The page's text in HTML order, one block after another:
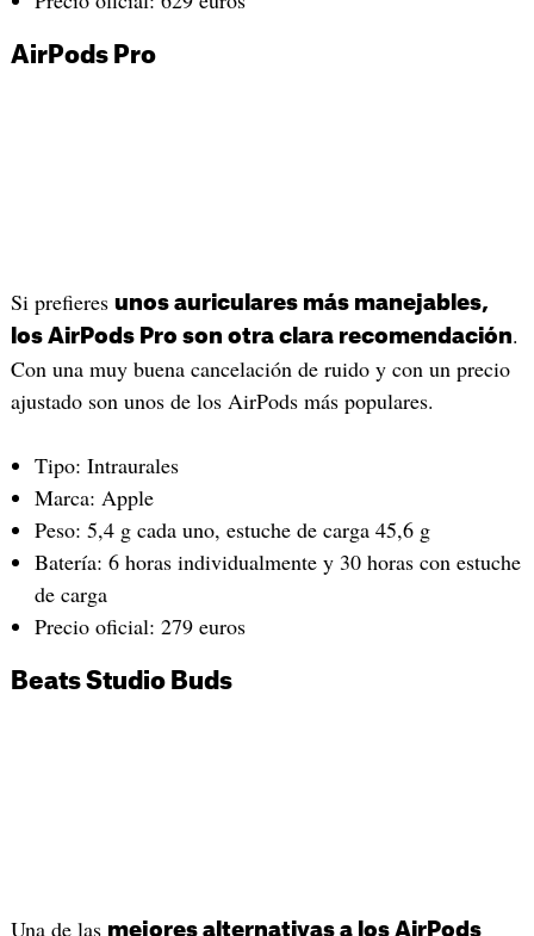
AirPods Pro
Si prefieres unos auriculares más manejables,
los AirPods Pro son otra clara recomendación.
Con una muy buena cancelación de ruido y con un precio
ajustado son unos de los AirPods más populares.
Tipo: Intraurales
Marca: Apple
Peso: 5,4 g cada uno, estuche de carga 45,6 g
Batería: 6 horas individualmente y 30 horas con estuche
de carga
Precio oficial: 279 euros
Beats Studio Buds
Una de las mejores alternativas a los AirPods